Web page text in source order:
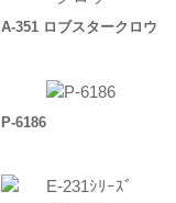
A-351 ロブスタークロウ
P-6186